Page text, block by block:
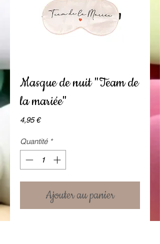
Masque de nuit "Team de
la mariée"
4,95 €Prix
Quantité *
Ajouter au panier